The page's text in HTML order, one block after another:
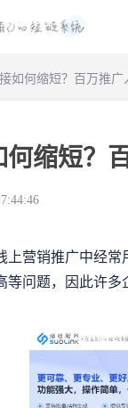
如何缩短？百万推
何缩短？
上营销推广中经
等问题，因此许多